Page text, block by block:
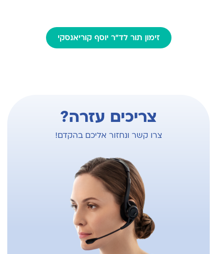
איגוד ישראלי לכירורגיה לפרוסקופית
איגוד ישראלי לכירורגיה
זימון תור לד"ר יוסף קוריאנסקי
צריכים עזרה?
צרו קשר ונחזור אליכם בהקדם!